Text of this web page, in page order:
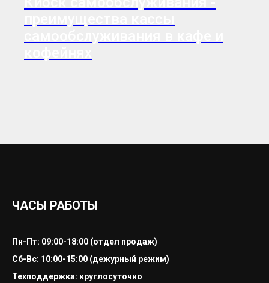
ЧАСЫ РАБОТЫ
Пн-Пт: 09:00-18:00 (отдел продаж)
Сб-Вс: 10:00-15:00 (дежурный режим)
Техподдержка: круглосуточно